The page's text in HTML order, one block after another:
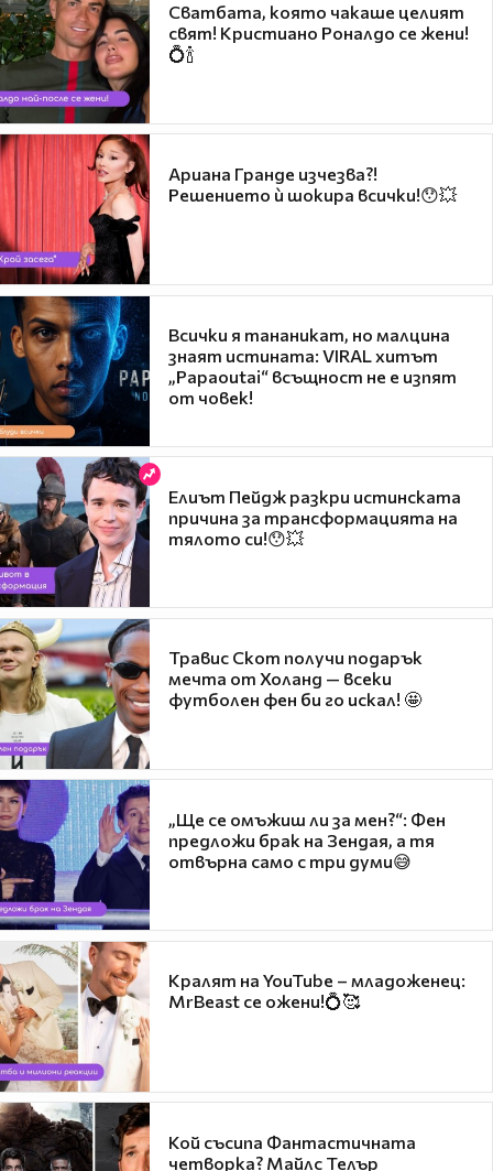
Сватбата, която чакаше целият
свят! Кристиано Роналдо се жени!
💍🍾
Ариана Гранде изчезва?!
Решението ѝ шокира всички!😯💥
Всички я тананикат, но малцина
знаят истината: VIRAL хитът
„Papaoutai“ всъщност не е изпят
от човек!
Елиът Пейдж разкри истинската
причина за трансформацията на
тялото си!😯💥
Травис Скот получи подарък
мечта от Холанд — всеки
футболен фен би го искал! 🤩
„Ще се омъжиш ли за мен?“: Фен
предложи брак на Зендая, а тя
отвърна само с три думи😅
Кралят на YouTube – младоженец:
MrBeast се ожени!💍🥰
Кой съсипа Фантастичната
четворка? Майлс Телър